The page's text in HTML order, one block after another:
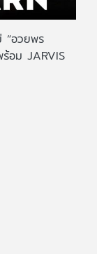
“อวยพร
อม JARVIS